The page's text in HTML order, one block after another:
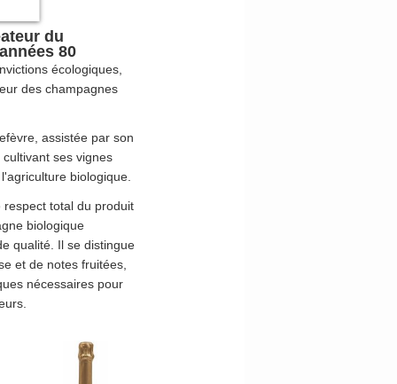
du
80
écologiques,
des champagnes
assistée par son
ses vignes
biologique.
respect total du produit
biologique
qualité. Il se distingue
et de notes fruitées,
nécessaires pour